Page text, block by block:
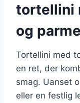
tortellini
og
Tortellini med
en ret, der
smag. Uanset
eller en festlig